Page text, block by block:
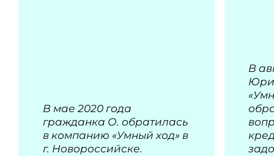
В мае 2020 года
гражданка О. обратилась
в компанию «Умный ход» в
г. Новороссийске.
В